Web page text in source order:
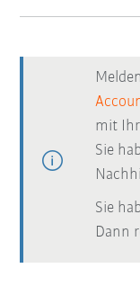
mit
Sie
Sie
Dann